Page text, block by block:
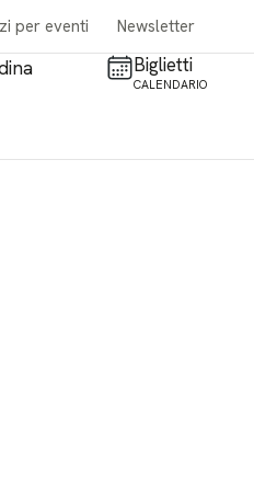
per eventi Newsletter
Biglietti
CALENDARIO